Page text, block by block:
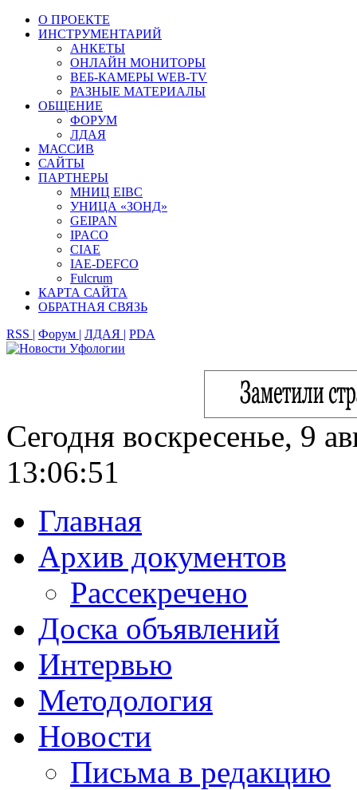
О ПРОЕКТЕ
ИНСТРУМЕНТАРИЙ
АНКЕТЫ
ОНЛАЙН МОНИТОРЫ
ВЕБ-КАМЕРЫ WEB-TV
РАЗНЫЕ МАТЕРИАЛЫ
ОБЩЕНИЕ
ФОРУМ
ЛДАЯ
МАССИВ
САЙТЫ
ПАРТНЕРЫ
МНИЦ EIBC
УНИЦА «ЗОНД»
GEIPAN
IPACO
CIAE
IAE-DEFCO
Fulcrum
КАРТА САЙТА
ОБРАТНАЯ СВЯЗЬ
RSS | Форум | ЛДАЯ | PDA
Сегодня воскресенье, 9
13:06:52
Главная
Архив документов
Рассекречено
Доска объявлений
Интервью
Методология
Новости
Письма в редакцию